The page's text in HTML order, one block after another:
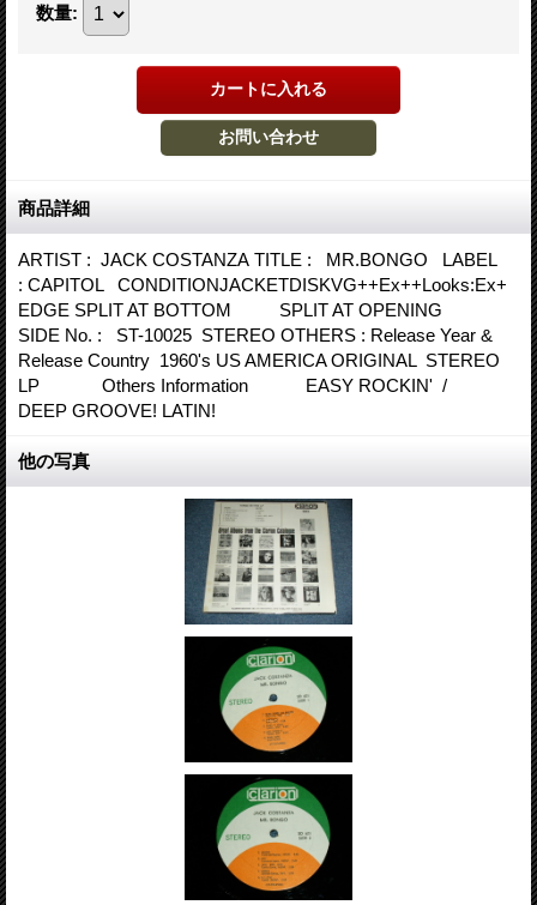
数量:
商品詳細
ARTIST : JACK COSTANZA TITLE : MR.BONGO LABEL
: CAPITOL CONDITIONJACKETDISKVG++Ex++Looks:Ex+
EDGE SPLIT AT BOTTOM SPLIT AT OPENING
SIDE No. : ST-10025 STEREO OTHERS : Release Year &
Release Country 1960's US AMERICA ORIGINAL STEREO
LP Others Information EASY ROCKIN' /
DEEP GROOVE! LATIN!
他の写真